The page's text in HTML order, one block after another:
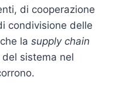
di cooperazione
condivisione delle
la supply chain
sistema nel